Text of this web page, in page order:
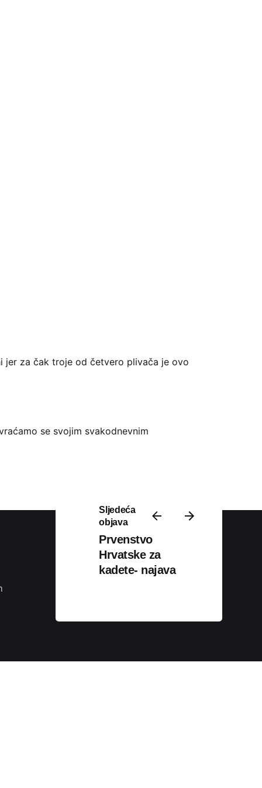
jer za čak troje od četvero plivača je ovo
se svojim svakodnevnim
Sljedeća
objava
Prvenstvo
Hrvatske za
kadete- najava
Podijeli